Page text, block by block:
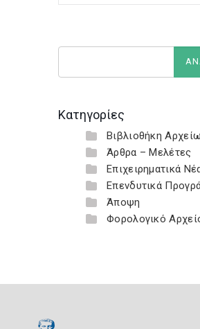
Κατηγορίες
Βιβλιοθήκη
Άρθρα – Μελέτες
Επιχειρηματικά
Επενδυτικά
Άποψη
Φορολογικό